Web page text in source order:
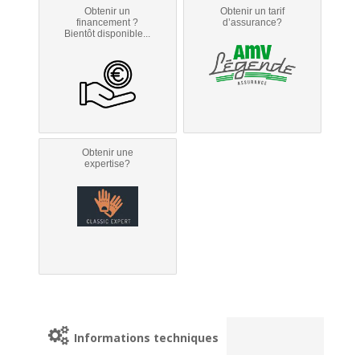
Obtenir un
financement ?
Bientôt disponible...
Obtenir un tarif
d’assurance?
Obtenir une
expertise?
Informations techniques